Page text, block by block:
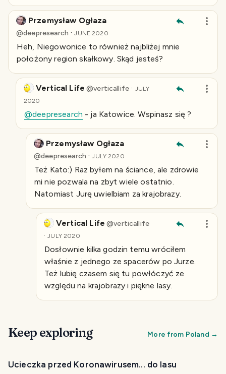
Przemysław Ogłaza
@deepresearch ·JUNE 2020
Heh, Niegowonice to również najbliżej mnie
położony region skałkowy. Skąd jesteś?
Vertical Life @verticallife · JULY
2020
@deepresearch - ja Katowice. Wspinasz się ?
Przemysław Ogłaza
@deepresearch ·JULY 2020
Też Kato:) Raz byłem na ściance, ale zdrowie
mi nie pozwala na zbyt wiele ostatnio.
Natomiast Jurę uwielbiam za krajobrazy.
Vertical Life @verticallife
·JULY 2020
Dosłownie kilka godzin temu wróciłem
właśnie z jednego ze spacerów po Jurze.
Też lubię czasem się tu powłóczyć ze
względu na krajobrazy i piękne lasy.
Keep exploring More from Poland →
Ucieczka przed Koronawirusem... do lasu